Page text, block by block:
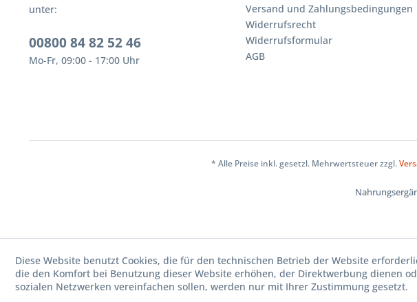
unter:
00800 84 82 52 46
Mo-Fr, 09:00 - 17:00 Uhr
Versand und Zahlungsbedingungen
Widerrufsrecht
Widerrufsformular
AGB
* Alle Preise inkl. gesetzl. Mehrwertsteuer zzgl.
Diese Website benutzt Cookies, die für den technischen Betrieb der Website
die den Komfort bei Benutzung dieser Website erhöhen, der Direktwerbung dienen
sozialen Netzwerken vereinfachen sollen, werden nur mit Ihrer Zustimmung gesetzt.